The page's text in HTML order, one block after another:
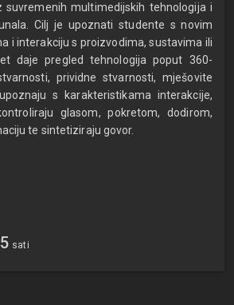
multimedijskih tehnologija i
Cilj je upoznati studente s novim
i interakciju s proizvodima, sustavima ili
daje pregled tehnologija poput 360-
prividne stvarnosti, mješovite
s karakteristikama interakcije,
glasom, pokretom, dodirom,
te sintetiziraju govor.
sati